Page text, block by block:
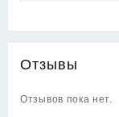
Отзывы
Отзывов пока нет.